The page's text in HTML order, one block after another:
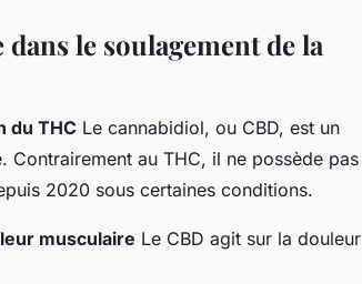
le soulagement de la
du THC Le cannabidiol, ou CBD, est un
au THC, il ne possède pas
2020 sous certaines conditions.
musculaire Le CBD agit sur la douleur